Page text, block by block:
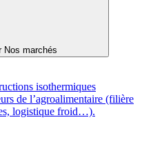
Nos marchés
isothermiques
de l’agroalimentaire (filière
logistique froid…).